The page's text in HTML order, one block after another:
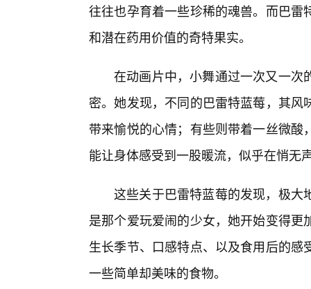
往往也孕育着一些珍稀的魂兽。而巴
和潜在药用价值的奇特果实。
在动画片中，小舞通过一次又一次
密。她发现，不同的巴雷特蓝莓，其
带来愉悦的心情；有些则带着一丝微
能让身体感受到一股暖流，似乎在悄无
这些关于巴雷特蓝莓的发现，极大
是那个爱玩爱闹的少女，她开始变得
生长季节、口感特点、以及食用后的
一些简单却美味的食物。